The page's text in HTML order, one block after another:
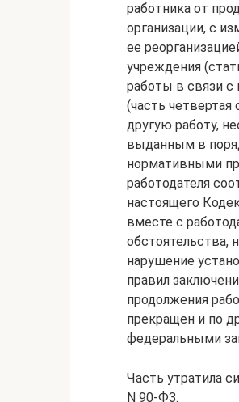
работника от
организации, с
ее
учреждения
работы в связи с
(часть четвертая
другую работу,
выданным в
нормативными
работодателя
настоящего
вместе с
обстоятельства,
нарушение
правил
продолжения
прекращен и по
федеральными
Часть утратила
N 90-ФЗ.